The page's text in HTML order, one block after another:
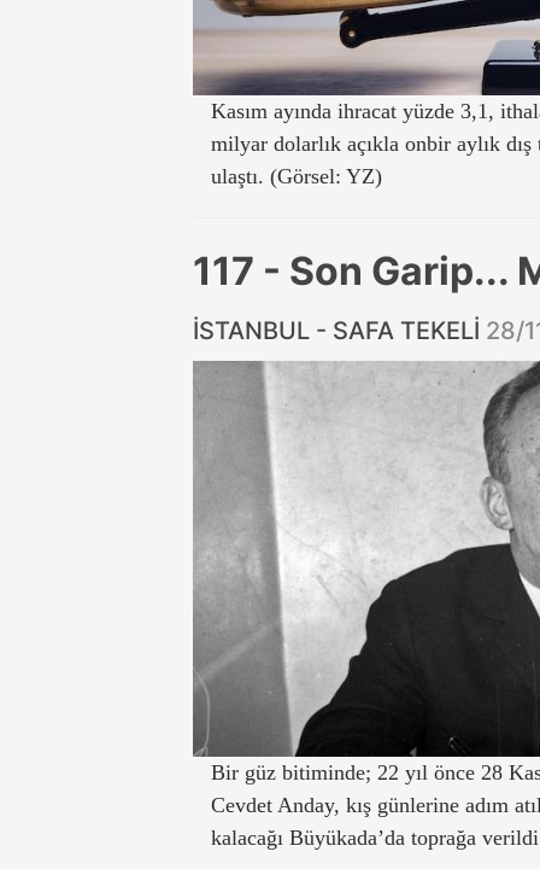
Kasım ayında ihracat yüzde 3,1,
milyar dolarlık açıkla onbir aylık
ulaştı. (Görsel: YZ)
117 - Son Garip...
İSTANBUL - SAFA TEKELİ 28/
Bir güz bitiminde; 22 yıl önce 28
Cevdet Anday, kış günlerine adım
kalacağı Büyükada’da toprağa